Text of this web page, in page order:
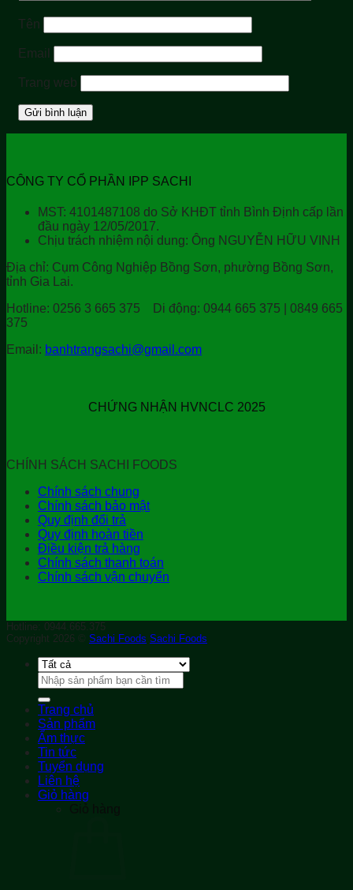
Tên
Email
Trang web
CÔNG TY CỔ PHẦN IPP SACHI
MST: 4101487108 do Sở KHĐT tỉnh Bình Định cấp lần
đầu ngày 12/05/2017.
Chịu trách nhiệm nội dung: Ông NGUYỄN HỮU VINH
Địa chỉ: Cụm Công Nghiệp Bồng Sơn, phường Bồng Sơn,
tỉnh Gia Lai.
Hotline: 0256 3 665 375 Di động: 0944 665 375 | 0849 665
375
Email: banhtrangsachi@gmail.com
CHỨNG NHẬN HVNCLC 2025
CHÍNH SÁCH SACHI FOODS
Chính sách chung
Chính sách bảo mật
Quy định đổi trả
Quy định hoàn tiền
Điều kiện trả hàng
Chính sách thanh toán
Chính sách vận chuyển
Hotline: 0944.665.375
Copyright 2026 © Sachi Foods Sachi Foods
Tìm
kiếm:
Trang chủ
Sản phẩm
Ẩm thực
Tin tức
Tuyển dụng
Liên hệ
Giỏ hàng
Giỏ hàng